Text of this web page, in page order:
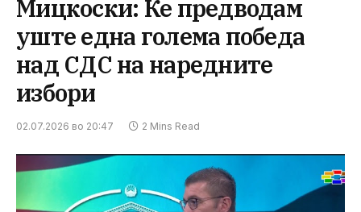
Мицкоски: Ќе предводам
уште една голема победа
над СДС на наредните
избори
02.07.2026 во 20:47 2 Mins Read